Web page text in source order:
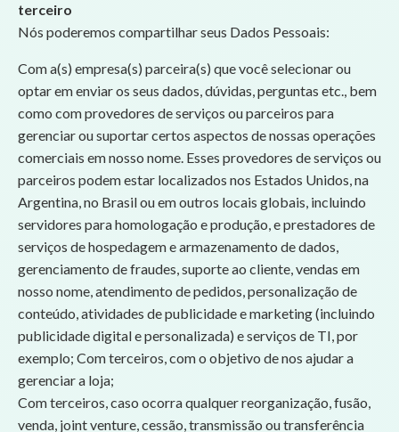
terceiro
Nós poderemos compartilhar seus Dados Pessoais:
Com a(s) empresa(s) parceira(s) que você selecionar ou
optar em enviar os seus dados, dúvidas, perguntas etc., bem
como com provedores de serviços ou parceiros para
gerenciar ou suportar certos aspectos de nossas operações
comerciais em nosso nome. Esses provedores de serviços ou
parceiros podem estar localizados nos Estados Unidos, na
Argentina, no Brasil ou em outros locais globais, incluindo
servidores para homologação e produção, e prestadores de
serviços de hospedagem e armazenamento de dados,
gerenciamento de fraudes, suporte ao cliente, vendas em
nosso nome, atendimento de pedidos, personalização de
conteúdo, atividades de publicidade e marketing (incluindo
publicidade digital e personalizada) e serviços de TI, por
exemplo; Com terceiros, com o objetivo de nos ajudar a
gerenciar a loja;
Com terceiros, caso ocorra qualquer reorganização, fusão,
venda, joint venture, cessão, transmissão ou transferência